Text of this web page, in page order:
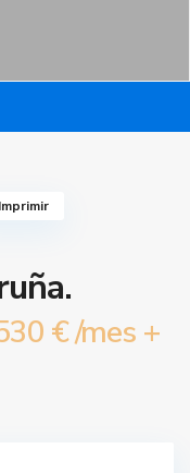
€/mes +
Imprimir